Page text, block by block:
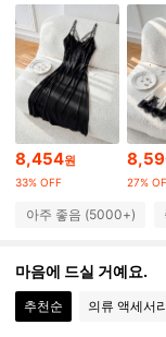
4.88
4.88
8,454원
33% OFF 27%
아주 좋음 (5000+)
마음에 드실 거예요.
추천순 의류 액세서